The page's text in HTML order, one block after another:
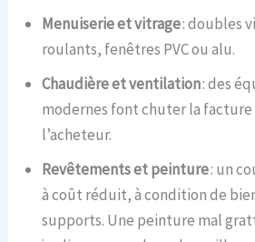
Menuiserie et vitrage: doubles
roulants, fenêtres PVC ou alu.
Chaudière et ventilation: des
modernes font chuter la
l’acheteur.
Revêtements et peinture: un
à coût réduit, à condition de
supports. Une peinture mal